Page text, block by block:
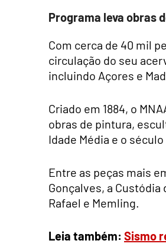
Programa leva obras
Com cerca de 40 mil
circulação do seu
incluindo Açores e
Criado em 1884, o
obras de pintura,
Idade Média e o século
Entre as peças mais
Gonçalves, a
Rafael e Memling.
Leia também: Sismo